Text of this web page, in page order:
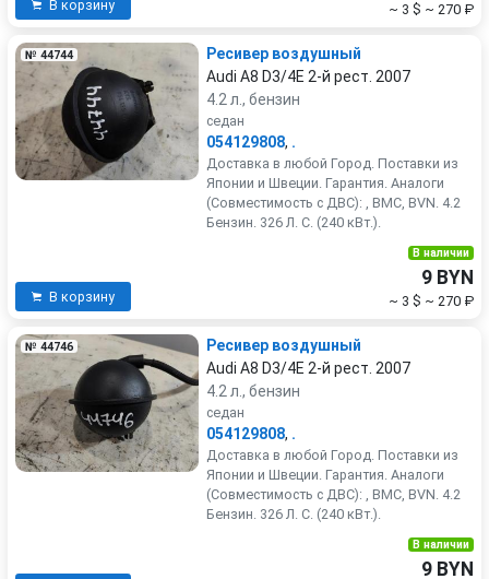
В корзину ~ 3 $ ~ 270 ₽
№ 44744
Ресивер воздушный
Audi A8 D3/4E 2-й рест. 2007
4.2 л., бензин
седан
054129808, .
Доставка в любой Город. Поставки из
Японии и Швеции. Гарантия. Аналоги
(Совместимость с ДВС): , BMC, BVN. 4.2
Бензин. 326 Л. С. (240 кВт.).
В корзину
В наличии
9 BYN
~ 3 $ ~ 270 ₽
№ 44746
Ресивер воздушный
Audi A8 D3/4E 2-й рест. 2007
4.2 л., бензин
седан
054129808, .
Доставка в любой Город. Поставки из
Японии и Швеции. Гарантия. Аналоги
(Совместимость с ДВС): , BMC, BVN. 4.2
Бензин. 326 Л. С. (240 кВт.).
В наличии
9 BYN